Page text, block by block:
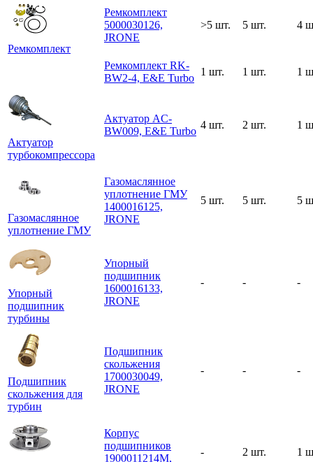
Ремкомплект
Ремкомплект
5000030126,
JRONE
>5 шт. 5 шт. 4
Ремкомплект RK-
BW2-4, E&E Turbo
1 шт. 1 шт. 1
Актуатор
турбокомпрессора
Актуатор AC-
BW009, E&E Turbo
4 шт. 2 шт. 1
Газомаслянное
уплотнение ГМУ
Газомаслянное
уплотнение ГМУ
1400016125,
JRONE
5 шт. 5 шт. 5
Упорный
подшипник
турбины
Упорный
подшипник
1600016133,
JRONE
- - -
Подшипник
скольжения для
турбин
Подшипник
скольжения
1700030049,
JRONE
- - -
Корпус
подшипников
1900011214M,
- 2 шт. 1